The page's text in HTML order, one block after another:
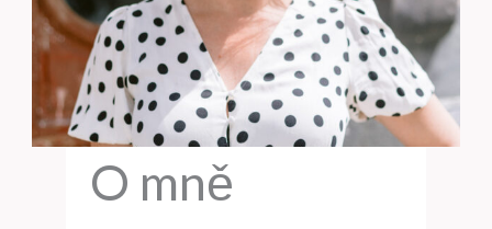
O mně